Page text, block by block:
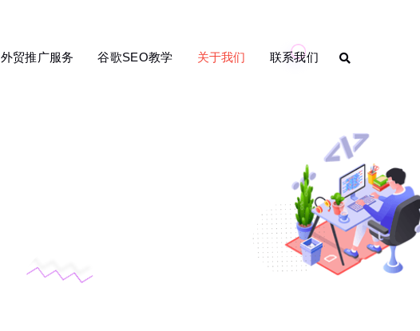
外贸推广服务 谷歌SEO教学 关于我们 联系我们